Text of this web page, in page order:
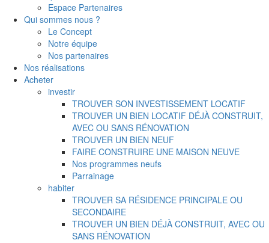
Espace Partenaires
Qui sommes nous ?
Le Concept
Notre équipe
Nos partenaires
Nos réalisations
Acheter
investir
TROUVER SON INVESTISSEMENT LOCATIF
TROUVER UN BIEN LOCATIF DÉJÀ CONSTRUIT,
AVEC OU SANS RÉNOVATION
TROUVER UN BIEN NEUF
FAIRE CONSTRUIRE UNE MAISON NEUVE
Nos programmes neufs
Parrainage
habiter
TROUVER SA RÉSIDENCE PRINCIPALE OU
SECONDAIRE
TROUVER UN BIEN DÉJÀ CONSTRUIT, AVEC OU
SANS RÉNOVATION